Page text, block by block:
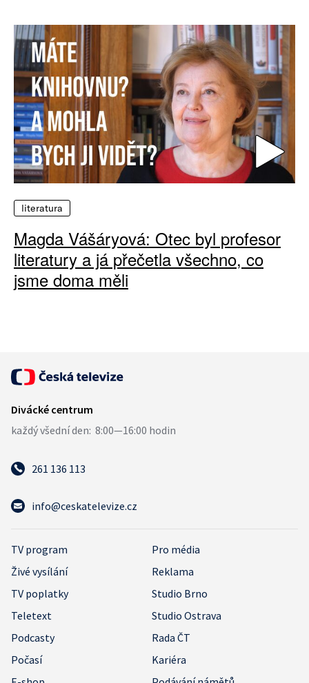
literatura
Magda Vášáryová: Otec byl profesor
literatury a já přečetla všechno, co
jsme doma měli
261 136 113
info@ceskatelevize.cz
TV program
Pro média
Živé vysílání
Reklama
TV poplatky
Studio Brno
Teletext
Studio Ostrava
Podcasty
Rada ČT
Počasí
Kariéra